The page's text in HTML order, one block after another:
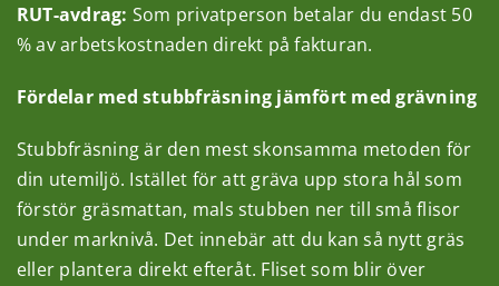
RUT-avdrag: Som privatperson betalar du endast 50
% av arbetskostnaden direkt på fakturan.
Fördelar med stubbfräsning jämfört med grävning
Stubbfräsning är den mest skonsamma metoden för
din utemiljö. Istället för att gräva upp stora hål som
förstör gräsmattan, mals stubben ner till små flisor
under marknivå. Det innebär att du kan så nytt gräs
eller plantera direkt efteråt. Fliset som blir över